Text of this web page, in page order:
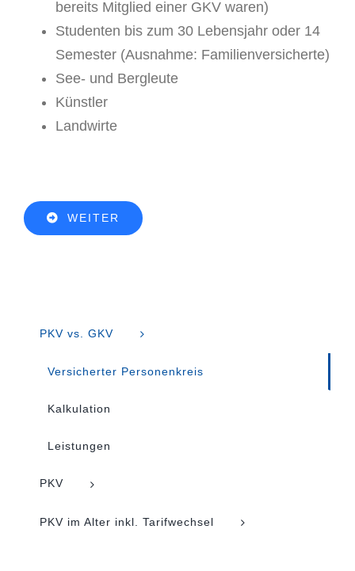
bereits Mitglied einer GKV waren)
Studenten bis zum 30 Lebensjahr oder 14
Semester (Ausnahme: Familienversicherte)
See- und Bergleute
Künstler
Landwirte
WEITER
PKV vs. GKV
Versicherter Personenkreis
Kalkulation
Leistungen
PKV
PKV im Alter inkl. Tarifwechsel